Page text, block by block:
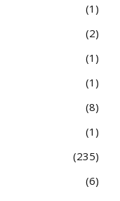
1
2
1
1
8
1
235
6